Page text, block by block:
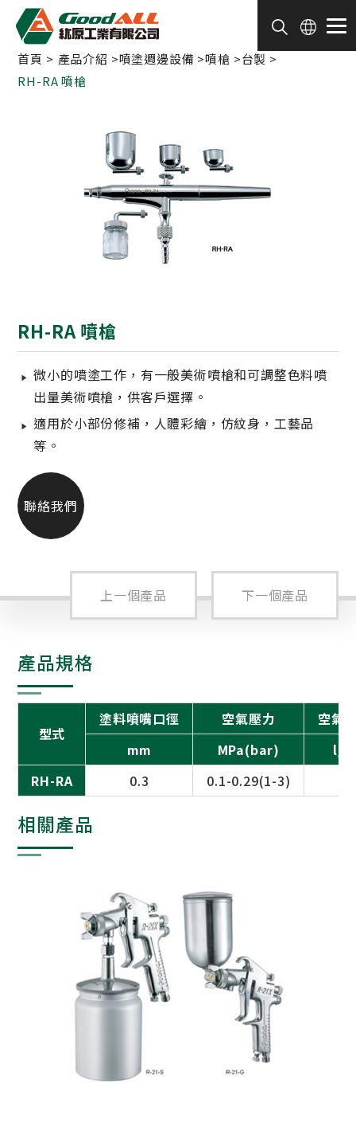
首頁 產品介紹 噴塗週邊設備 噴槍
台製
RH-RA 噴槍
RH-RA 噴槍
微小的噴塗工作，有一般美術噴槍和可調整色料噴
出量美術噴槍，供客戶選擇。
適用於小部份修補，人體彩繪，仿紋身，工藝品
等。
聯絡我們
上一個產品 下一個產品
產品規格
型式
塗料噴嘴口徑 空氣壓力
空氣
mm
MPa(bar)
l/
RH-RA
0.3 0.1-0.29(1-3)
相關產品
Cookie管理面板